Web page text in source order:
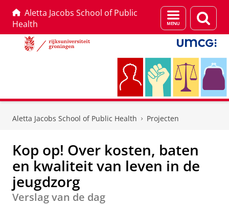
Aletta Jacobs School of Public
Health
Menu
en
zoeken
Aletta Jacobs School of Public Health Projecten
Kop op! Over kosten, baten
en kwaliteit van leven in de
jeugdzorg
Verslag van de dag